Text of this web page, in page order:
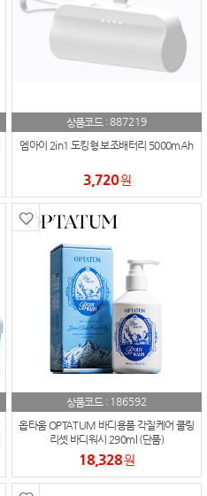
상품코드 :887219
엠아이 2in1 도킹형 보조배터리 5000mAh
3,720원
상품코드 : 186592
옵타움 OPTATUM 바디용품 각질케어 쿨링
리셋 바디워시 290ml (단품)
18,328원